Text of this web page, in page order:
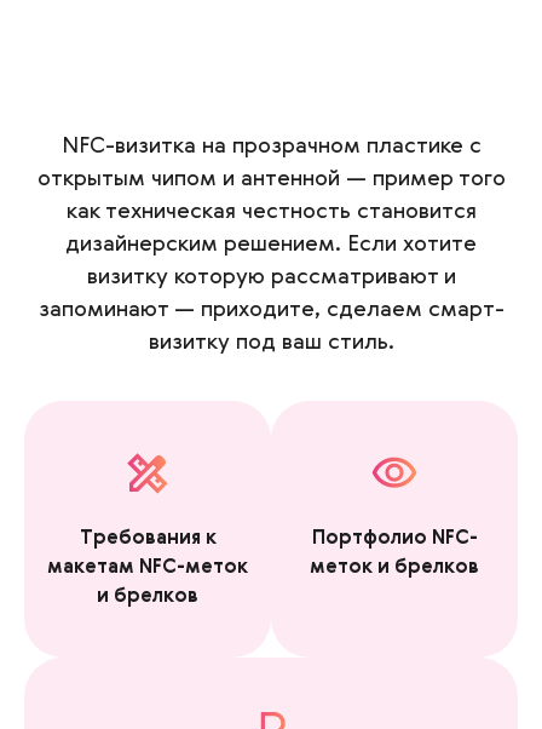
NFC-визитка на прозрачном пластике с
открытым чипом и антенной — пример того
как техническая честность становится
дизайнерским решением. Если хотите
визитку которую рассматривают и
запоминают — приходите, сделаем смарт-
визитку под ваш стиль.
Требования к
макетам NFC-меток
и брелков
Портфолио NFC-
меток и брелков